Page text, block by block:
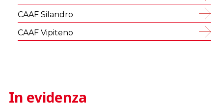
CAAF Silandro
CAAF Vipiteno
In evidenza